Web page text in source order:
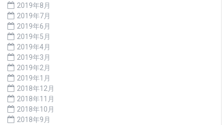
2019年8月
2019年7月
2019年6月
2019年5月
2019年4月
2019年3月
2019年2月
2019年1月
2018年12月
2018年11月
2018年10月
2018年9月